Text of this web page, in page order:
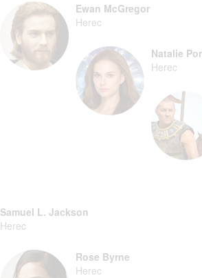
Ewan McGregor
Herec
Natalie
Herec
Samuel L. Jackson
Herec
Rose Byrne
Herec